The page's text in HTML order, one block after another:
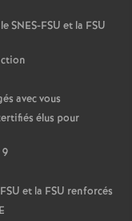
SNES-FSU et la FSU
avec vous
élus pour
et la FSU renforcés